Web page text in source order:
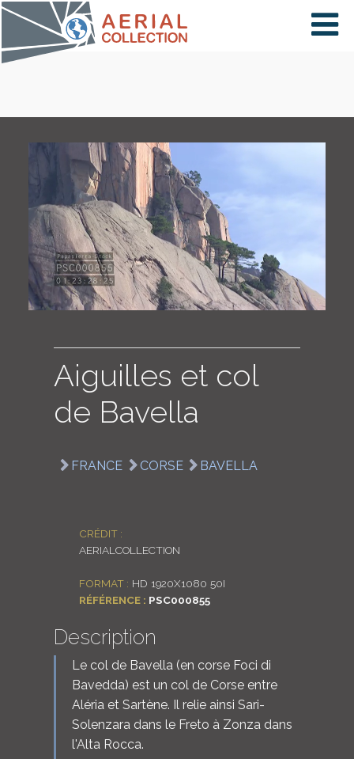
×
PAYS
CARTE
COLLECTIONS
Aiguilles et col
de Bavella
FRANCE CORSE BAVELLA
CRÉDIT :
AERIALCOLLECTION
FORMAT : HD 1920X1080 50I
RÉFÉRENCE : PSC000855
Description
Le col de Bavella (en corse Foci di
Bavedda) est un col de Corse entre
Aléria et Sartène. Il relie ainsi Sari-
Solenzara dans le Freto à Zonza dans
l'Alta Rocca.